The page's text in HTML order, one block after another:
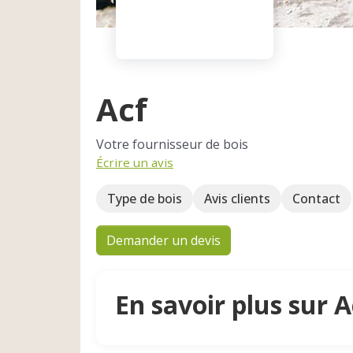
Acf
Votre fournisseur de bois
Écrire un avis
Type de bois Avis clients Contact
Demander un devis
En savoir plus sur